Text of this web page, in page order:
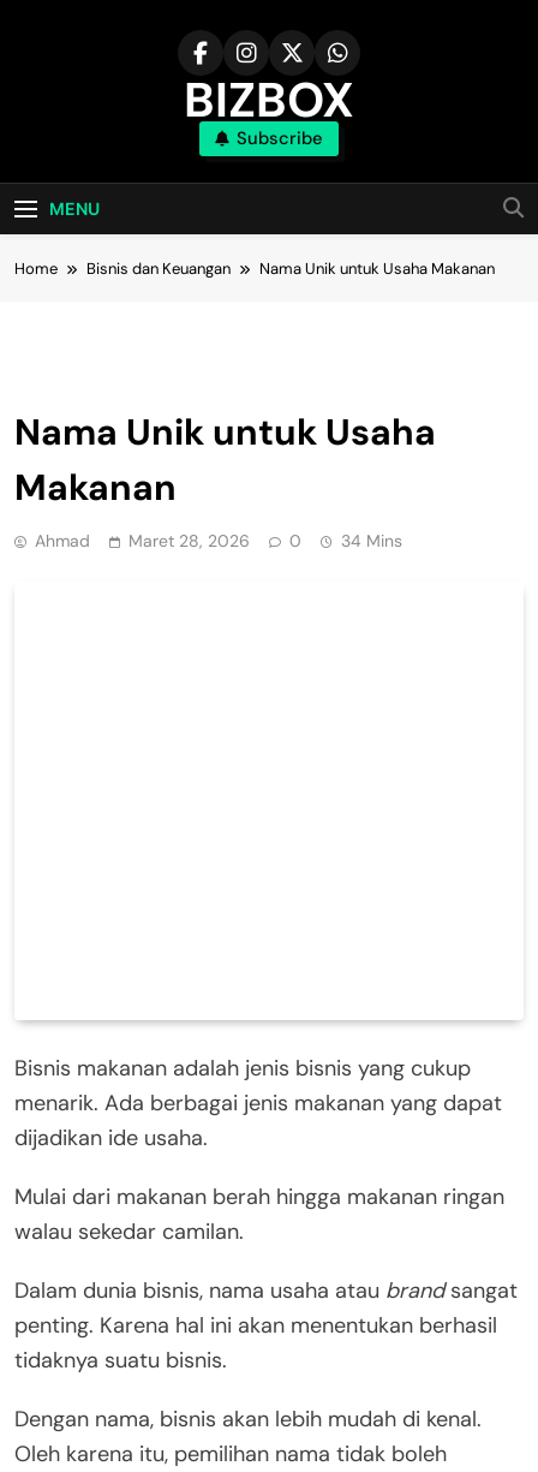
BIZBOX
Bizbox – Media Informasi Terkini
Subscribe
MENU
Home Bisnis dan Keuangan Nama Unik untuk Usaha Makanan
Nama Unik untuk Usaha
Makanan
Ahmad Maret 28, 2026 0 34 Mins
Bisnis makanan adalah jenis bisnis yang cukup
menarik. Ada berbagai jenis makanan yang dapat
dijadikan ide usaha.
Mulai dari makanan berah hingga makanan ringan
walau sekedar camilan.
Dalam dunia bisnis, nama usaha atau brandsangat
penting. Karena hal ini akan menentukan berhasil
tidaknya suatu bisnis.
Dengan nama, bisnis akan lebih mudah di kenal.
Oleh karena itu, pemilihan nama tidak boleh